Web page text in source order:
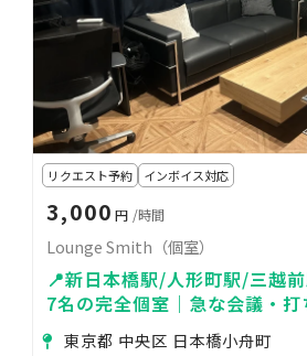
リクエスト予約 インボイス対応
3,000 円 /時間
Lounge Smith（個室）
📍新日本橋駅/人形町駅/三越
7名の完全個室｜急な会議・打
会議・テレワークに💻
東京都 中央区 日本橋小舟町